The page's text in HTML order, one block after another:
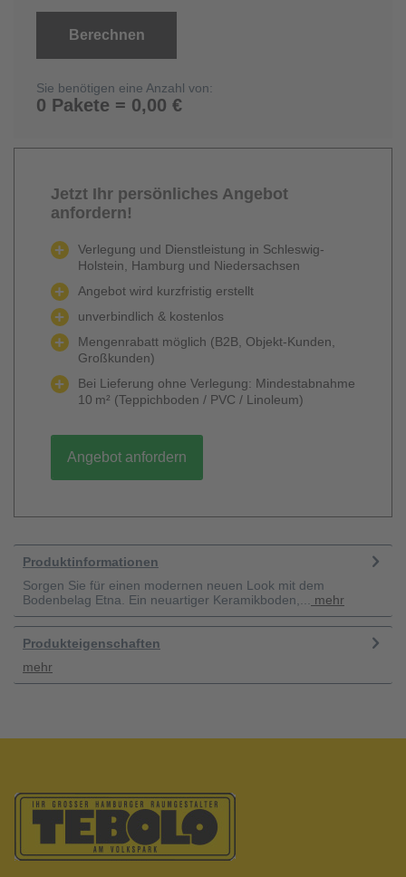
Berechnen
Sie benötigen eine Anzahl von:
0 Pakete = 0,00 €
Jetzt Ihr persönliches Angebot
anfordern!
Verlegung und Dienstleistung in Schleswig-
Holstein, Hamburg und Niedersachsen
Angebot wird kurzfristig erstellt
unverbindlich & kostenlos
Mengenrabatt möglich (B2B, Objekt-Kunden,
Großkunden)
Bei Lieferung ohne Verlegung: Mindestabnahme
10 m² (Teppichboden / PVC / Linoleum)
Angebot anfordern
Produktinformationen
Sorgen Sie für einen modernen neuen Look mit dem
Bodenbelag Etna. Ein neuartiger Keramikboden,...
mehr
Produkteigenschaften
mehr